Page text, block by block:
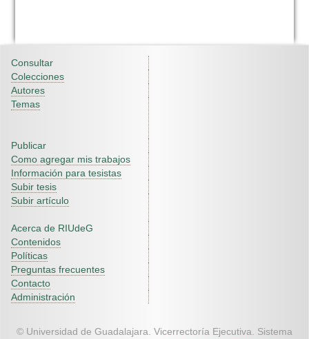
Consultar
Colecciones
Autores
Temas
Publicar
Como agregar mis trabajos
Información para tesistas
Subir tesis
Subir artículo
Acerca de RIUdeG
Contenidos
Políticas
Preguntas frecuentes
Contacto
Administración
© Universidad de Guadalajara. Vicerrectoría Ejecutiva. Sistema